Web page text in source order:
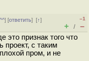
] [ответить][↑]
–1
+ / –
это признак того что
проект, с таким
пром, и не